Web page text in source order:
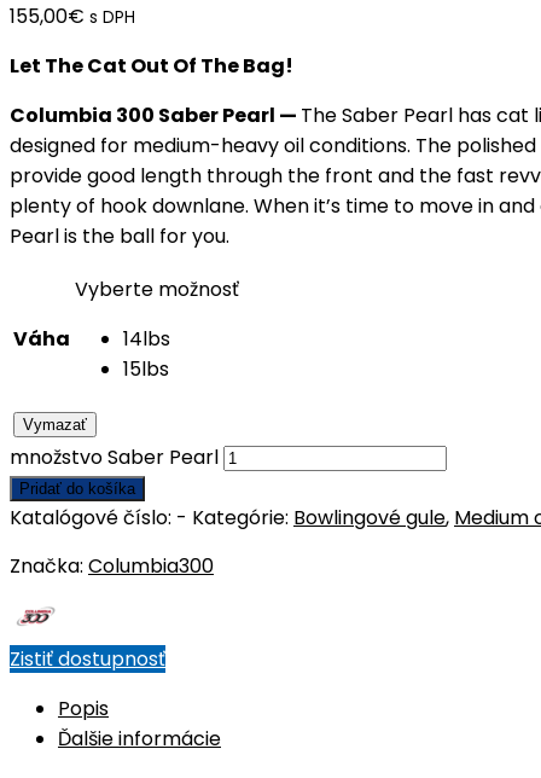
155,00€ s DPH
Let The Cat Out Of The Bag!
Columbia 300 Saber Pearl — The Saber Pearl has cat
designed for medium-heavy oil conditions. The
provide good length through the front and the fast
plenty of hook downlane. When it’s time to move in
Pearl is the ball for you.
Váha
Vyberte možnosť
14lbs
15lbs
Vymazať
množstvo Saber Pearl
Pridať do košíka
Katalógové číslo: - Kategórie: Bowlingové gule, Medium
Značka: Columbia300
Zistiť dostupnosť
Popis
Ďalšie informácie